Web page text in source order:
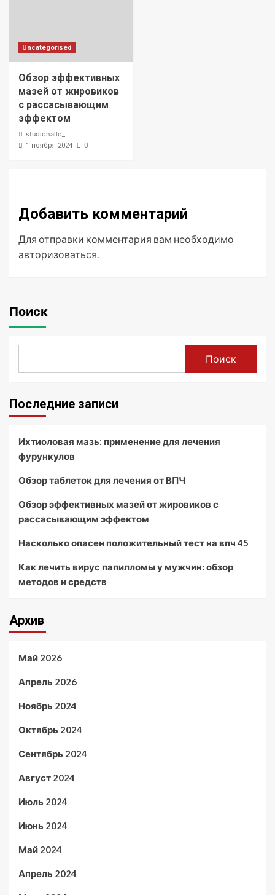
Uncategorised
Обзор эффективных
мазей от жировиков
с рассасывающим
эффектом
studiohallo_
1 ноября 2024 0
Добавить комментарий
Для отправки комментария вам необходимо
авторизоваться.
Поиск
Поиск
Последние записи
Ихтиоловая мазь: применение для лечения
фурункулов
Обзор таблеток для лечения от ВПЧ
Обзор эффективных мазей от жировиков с
рассасывающим эффектом
Насколько опасен положительный тест на впч 45
Как лечить вирус папилломы у мужчин: обзор
методов и средств
Архив
Май 2026
Апрель 2026
Ноябрь 2024
Октябрь 2024
Сентябрь 2024
Август 2024
Июль 2024
Июнь 2024
Май 2024
Апрель 2024